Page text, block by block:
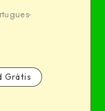
Grátis